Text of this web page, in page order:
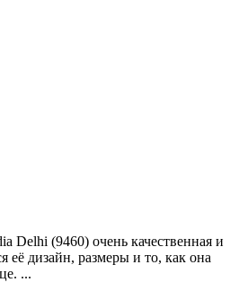
Delhi (9460) очень качественная и
её дизайн, размеры и то, как она
...